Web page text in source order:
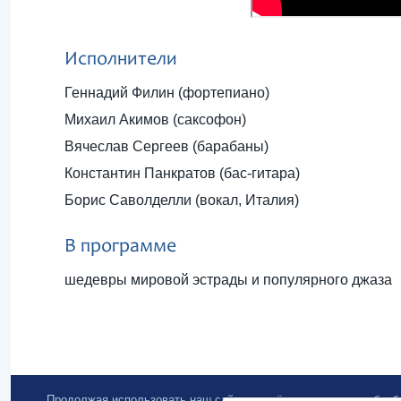
Исполнители
Геннадий Филин (фортепиано)
Михаил Акимов (саксофон)
Вячеслав Сергеев (барабаны)
Константин Панкратов (бас-гитара)
Борис Саволделли (вокал, Италия)
В программе
шедевры мировой эстрады и популярного джаза